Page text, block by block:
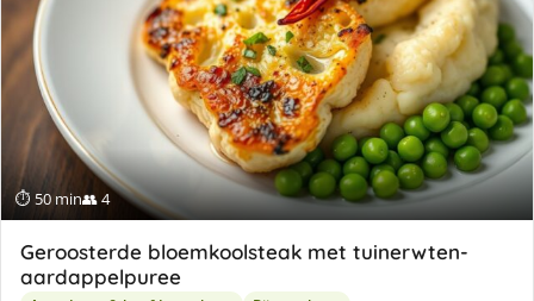
⏱ 50 min👥 4
Geroosterde bloemkoolsteak met tuinerwten-
aardappelpuree